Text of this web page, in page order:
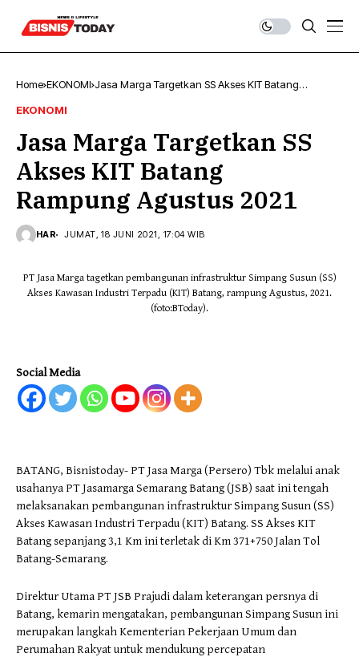
Home EKONOMI Jasa Marga Targetkan SS Akses KIT Batang
EKONOMI
Jasa Marga Targetkan SS
Akses KIT Batang
Rampung Agustus 2021
HAR JUMAT, 18 JUNI 2021, 17:04 WIB
PT Jasa Marga tagetkan pembangunan infrastruktur Simpang Susun (SS)
Akses Kawasan Industri Terpadu (KIT) Batang, rampung Agustus, 2021.
(foto:BToday).
Social Media
BATANG, Bisnistoday- PT Jasa Marga (Persero) Tbk melalui anak
usahanya PT Jasamarga Semarang Batang (JSB) saat ini tengah
melaksanakan pembangunan infrastruktur Simpang Susun (SS)
Akses Kawasan Industri Terpadu (KIT) Batang. SS Akses KIT
Batang sepanjang 3,1 Km ini terletak di Km 371+750 Jalan Tol
Batang-Semarang.
Direktur Utama PT JSB Prajudi dalam keterangan persnya di
Batang, kemarin mengatakan, pembangunan Simpang Susun ini
merupakan langkah Kementerian Pekerjaan Umum dan
Perumahan Rakyat untuk mendukung percepatan